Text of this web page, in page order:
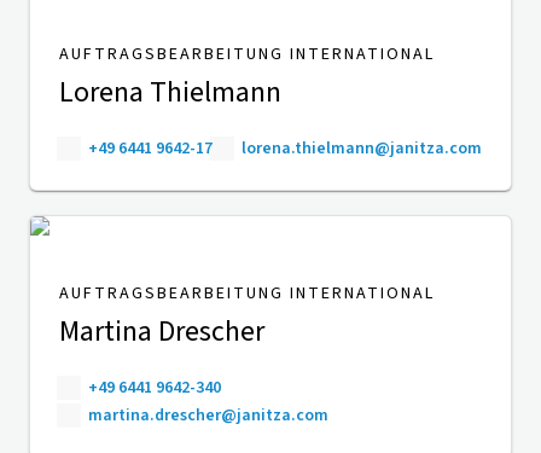
AUFTRAGSBEARBEITUNG INTERNATIONAL
Lorena Thielmann
+49 6441 9642-17 lorena.thielmann@janitza.com
AUFTRAGSBEARBEITUNG INTERNATIONAL
Martina Drescher
+49 6441 9642-340
martina.drescher@janitza.com